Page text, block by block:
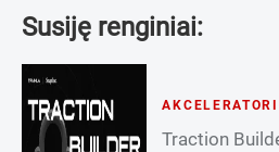
Susiję renginiai:
Traction